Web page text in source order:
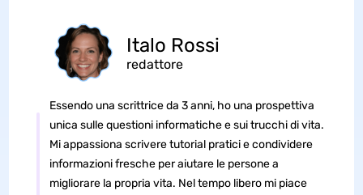
Italo Rossi
redattore
Essendo una scrittrice da 3 anni, ho una prospettiva
unica sulle questioni informatiche e sui trucchi di vita.
Mi appassiona scrivere tutorial pratici e condividere
informazioni fresche per aiutare le persone a
migliorare la propria vita. Nel tempo libero mi piace